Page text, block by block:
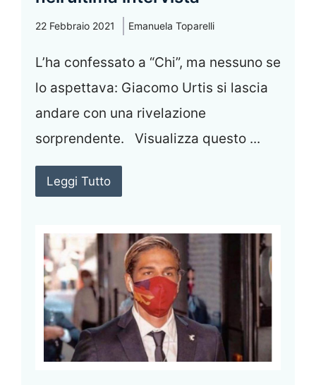
22 Febbraio 2021 Emanuela Toparelli
L’ha confessato a “Chi”, ma nessuno se
lo aspettava: Giacomo Urtis si lascia
andare con una rivelazione
sorprendente. Visualizza questo ...
Leggi Tutto